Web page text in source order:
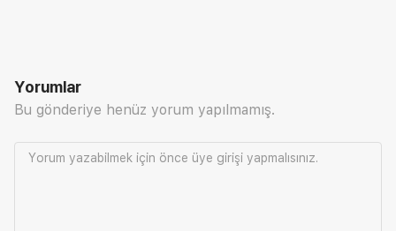
Yorumlar
Bu gönderiye henüz yorum yapılmamış.
Yorum yazabilmek için önce üye girişi yapmalısınız.